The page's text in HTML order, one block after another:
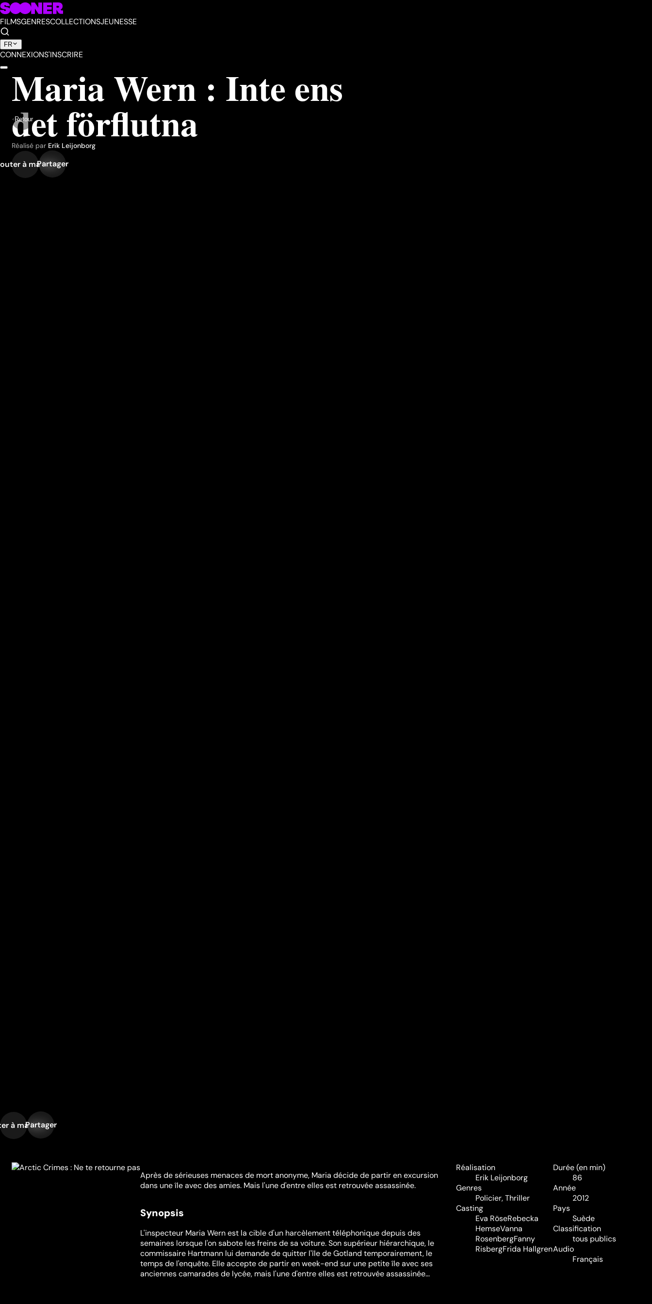
FILMSGENRESCOLLECTIONSJEUNESSE
FR
CONNEXIONS'INSCRIRE
Retour
Maria Wern : Inte ens
det förflutna
Réalisé par Erik Leijonborg
à ma liste
Partager
à ma liste
Partager
Après de sérieuses menaces de mort anonyme, Maria décide de partir en excursion
dans une île avec des amies. Mais l'une d'entre elles est retrouvée assassinée.
Synopsis
L'inspecteur Maria Wern est la cible d'un harcèlement téléphonique depuis des
semaines lorsque l'on sabote les freins de sa voiture. Son supérieur hiérarchique, le
commissaire Hartmann lui demande de quitter l'île de Gotland temporairement, le
temps de l'enquête. Elle accepte de partir en week-end sur une petite île avec ses
anciennes camarades de lycée, mais l'une d'entre elles est retrouvée assassinée...
Réalisation
Erik Leijonborg
Genres
Policier,Thriller
Casting
Eva RöseRebecka
HemseVanna
RosenbergFanny
RisbergFrida Hallgren
Durée (en min)
86
Année
2012
Pays
Suède
Classification
tous publics
Audio
Français